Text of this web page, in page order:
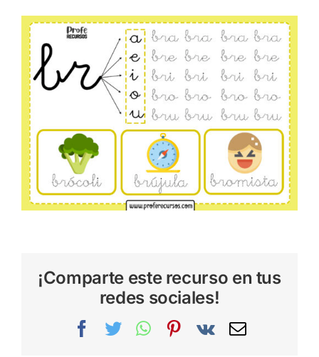
¡Comparte este recurso en tus
redes sociales!
Facebook
TwitterWhatsAppPinterest
Vk
Correo